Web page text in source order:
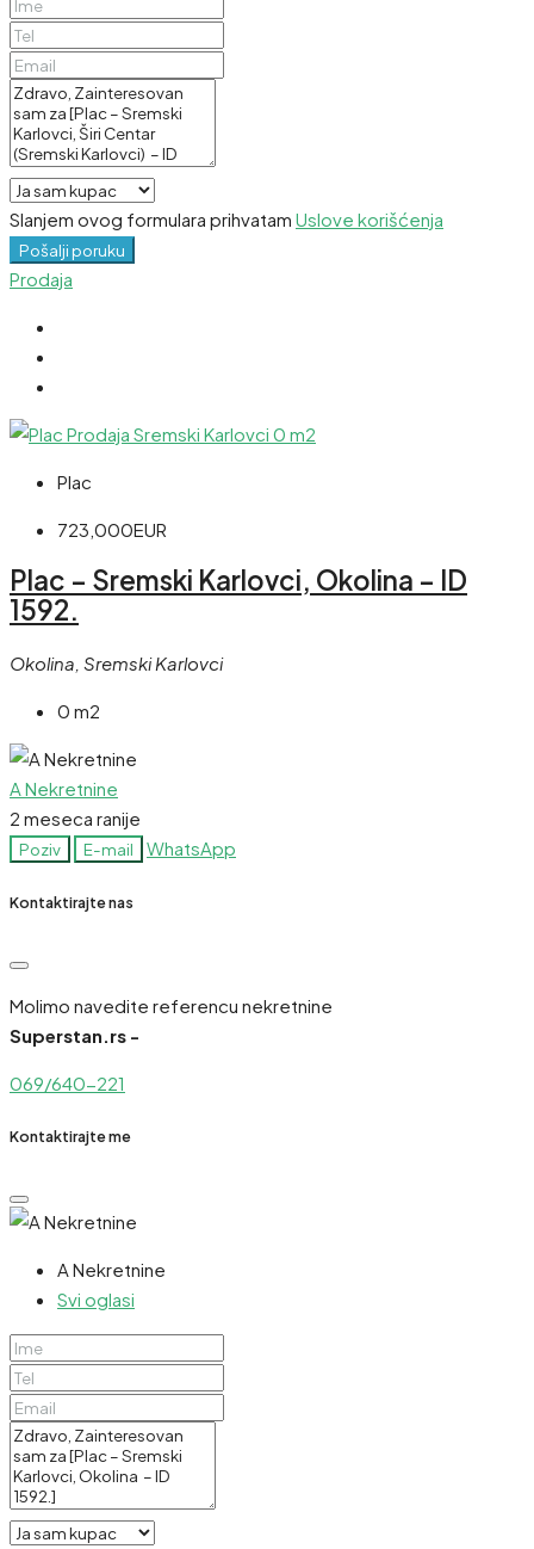
Slanjem ovog formulara prihvatam Uslove korišćenja
Pošalji poruku
Prodaja
Plac
723,000EUR
Plac – Sremski Karlovci, Okolina – ID
1592.
Okolina, Sremski Karlovci
0 m2
A Nekretnine
2 meseca ranije
Poziv E-mail WhatsApp
Kontaktirajte nas
Molimo navedite referencu nekretnine
Superstan.rs -
069/640-221
Kontaktirajte me
A Nekretnine
Svi oglasi